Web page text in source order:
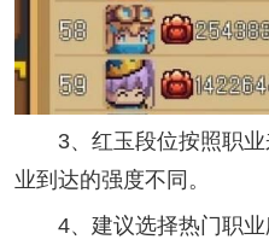
3、红玉段位按照职业
业到达的强度不同。
4、建议选择热门职业